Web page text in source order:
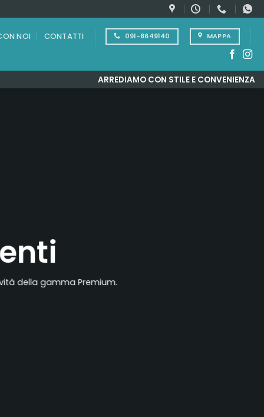
NOI CONTATTI 091-8649140 MAPPA
ARREDIAMO CON STILE E CONVENIENZA
della gamma Premium.